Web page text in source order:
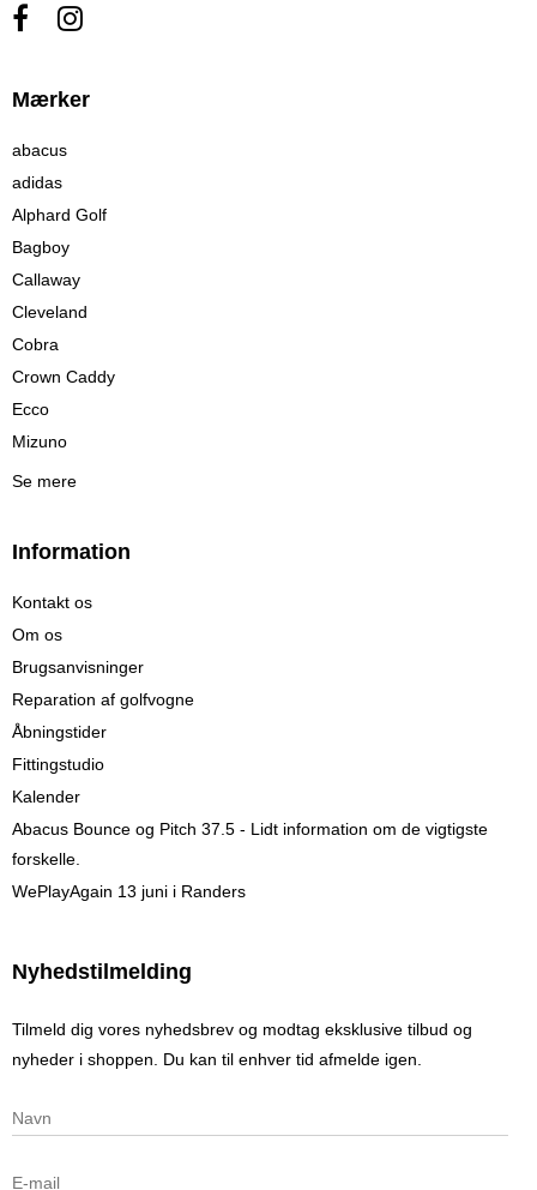
Mærker
abacus
adidas
Alphard Golf
Bagboy
Callaway
Cleveland
Cobra
Crown Caddy
Ecco
Mizuno
Se mere
Information
Kontakt os
Om os
Brugsanvisninger
Reparation af golfvogne
Åbningstider
Fittingstudio
Kalender
Abacus Bounce og Pitch 37.5 - Lidt information om de vigtigste
forskelle.
WePlayAgain 13 juni i Randers
Nyhedstilmelding
Tilmeld dig vores nyhedsbrev og modtag eksklusive tilbud og
nyheder i shoppen. Du kan til enhver tid afmelde igen.